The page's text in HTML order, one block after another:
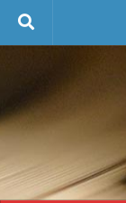
Skip to content